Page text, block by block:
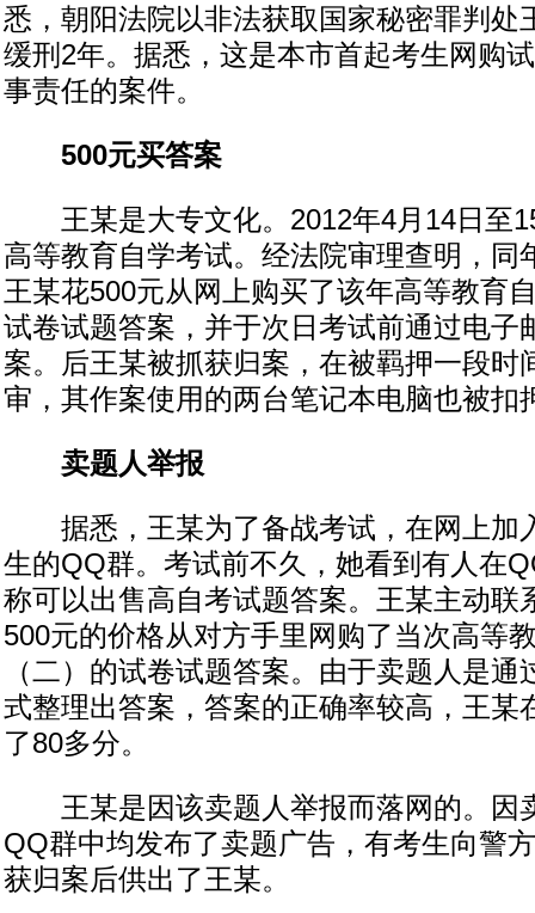
悉，朝阳法院以非法获取国家秘密罪判处
缓刑2年。据悉，这是本市首起考生网购
事责任的案件。
500元买答案
王某是大专文化。2012年4月14日至
高等教育自学考试。经法院审理查明，同
王某花500元从网上购买了该年高等教育
试卷试题答案，并于次日考试前通过电子
案。后王某被抓获归案，在被羁押一段时
审，其作案使用的两台笔记本电脑也被扣
卖题人举报
据悉，王某为了备战考试，在网上加
生的QQ群。考试前不久，她看到有人在
称可以出售高自考试题答案。王某主动联
500元的价格从对方手里网购了当次高等
（二）的试卷试题答案。由于卖题人是通
式整理出答案，答案的正确率较高，王某
了80多分。
王某是因该卖题人举报而落网的。因
QQ群中均发布了卖题广告，有考生向警
获归案后供出了王某。